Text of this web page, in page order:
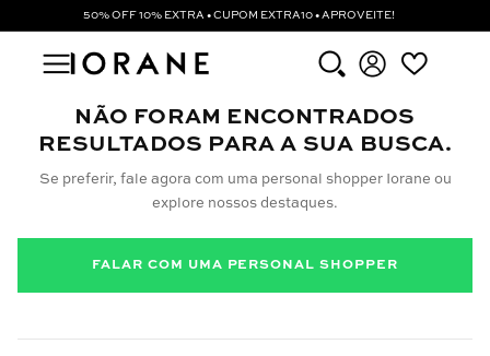
50% OFF 10% EXTRA • CUPOM EXTRA10 • APROVEITE!
NÃO FORAM ENCONTRADOS
RESULTADOS PARA A SUA BUSCA.
Se preferir, fale agora com uma personal shopper Iorane ou
explore nossos destaques.
FALAR COM UMA PERSONAL SHOPPER